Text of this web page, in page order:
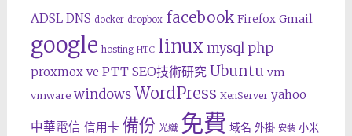
ADSL DNS docker dropbox facebook Firefox Gmail
google hosting HTC linux mysql php
proxmox ve PTT SEO技術研究 Ubuntu vm
vmware windows WordPress XenServer yahoo
中華電信 信用卡 備份 光纖 免費 域名 外掛 安裝 小米